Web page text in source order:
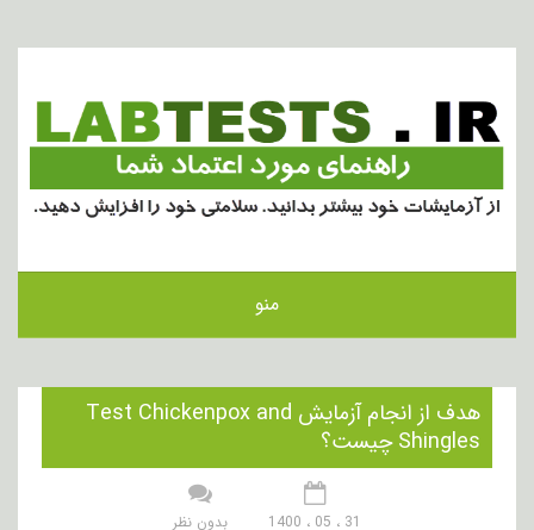
منو
هدف از انجام آزمایش Test Chickenpox and
Shingles چیست؟
31 ، 05 ، 1400 بدون نظر